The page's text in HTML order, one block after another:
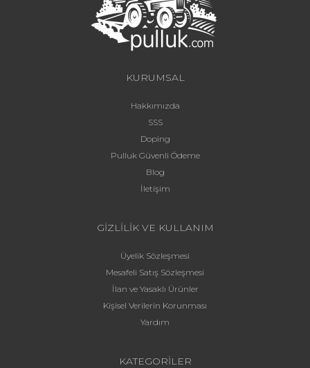
KURUMSAL
Hakkımızda
SSS
Doping
Pulluk Güvenli Ödeme
Blog
İletişim
GİZLİLİK VE KULLANIM
Üyelik Sözleşmesi
Mesafeli Satış Sözleşmesi
İlan ve Yasaklı Ürünler
Kişisel Verilerin Korunması
Yardım
KATEGORİLER